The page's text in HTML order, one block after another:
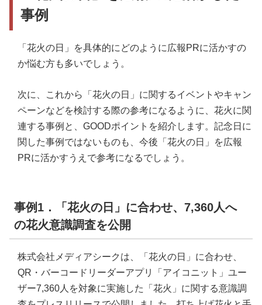
事例
「花火の日」を具体的にどのように広報PRに活かすの
か悩む方も多いでしょう。
次に、これから「花火の日」に関するイベントやキャン
ペーンなどを検討する際の参考になるように、花火に関
連する事例と、GOODポイントを紹介します。記念日に
関した事例ではないものも、今後「花火の日」を広報
PRに活かすうえで参考になるでしょう。
事例1．「花火の日」に合わせ、7,360人へ
の花火意識調査を公開
株式会社メディアシークは、「花火の日」に合わせ、
QR・バーコードリーダーアプリ「アイコニット」ユー
ザー7,360人を対象に実施した「花火」に関する意識調